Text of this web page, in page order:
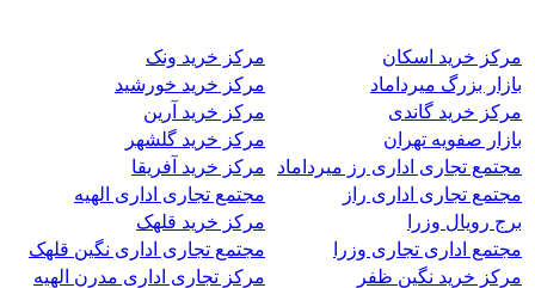
مرکز خرید اسکان
مرکز خرید ونک
بازار بزرگ میرداماد
مرکز خرید خورشید
مرکز خرید گاندی
مرکز خرید آرین
بازار صفویه تهران
مرکز خرید گلشهر
مجتمع تجاری اداری رز میرداماد
مرکز خرید آفریقا
مجتمع تجاری اداری راز
مجتمع تجاری اداری الهیه
برج رویال وزرا
مرکز خرید قلهک
مجتمع اداری تجاری وزرا
مجتمع تجاری اداری نگین قلهک
مرکز خرید نگین ظفر
مرکز تجاری اداری مدرن الهیه